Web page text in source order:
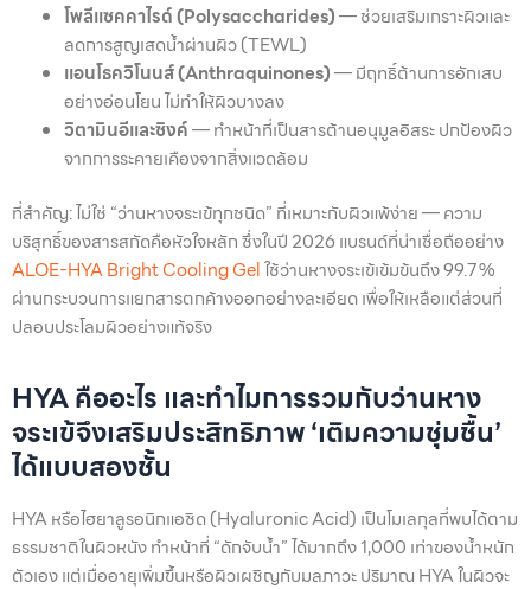
โพลีแซคคาไรด์ (Polysaccharides)— ช่วยเสริมเกราะผิวและ
ลดการสูญเสดน้ำผ่านผิว (TEWL)
แอนโธควิโนนส์ (Anthraquinones)— มีฤทธิ์ต้านการอักเสบ
อย่างอ่อนโยน ไม่ทำให้ผิวบางลง
วิตามินอีและซิงค์— ทำหน้าที่เป็นสารต้านอนุมูลอิสระ ปกป้องผิว
จากการระคายเคืองจากสิ่งแวดล้อม
ที่สำคัญ: ไม่ใช่ “ว่านหางจระเข้ทุกชนิด” ที่เหมาะกับผิวแพ้ง่าย — ความ
บริสุทธิ์ของสารสกัดคือหัวใจหลัก ซึ่งในปี 2026 แบรนด์ที่น่าเชื่อถืออย่าง
ALOE-HYA Bright Cooling Gelใช้ว่านหางจระเข้เข้มข้นถึง 99.7%
ผ่านกระบวนการแยกสารตกค้างออกอย่างละเอียด เพื่อให้เหลือแต่ส่วนที่
ปลอบประโลมผิวอย่างแท้จริง
HYA คืออะไร และทำไมการรวมกับว่านหาง
จระเข้จึงเสริมประสิทธิภาพ ‘เติมความชุ่มชื้น’
ได้แบบสองชั้น
HYA หรือไฮยาลูรอนิกแอซิด (Hyaluronic Acid) เป็นโมเลกุลที่พบได้ตาม
ธรรมชาติในผิวหนัง ทำหน้าที่ “ดักจับน้ำ” ได้มากถึง 1,000 เท่าของน้ำหนัก
ตัวเอง แต่เมื่ออายุเพิ่มขึ้นหรือผิวเผชิญกับมลภาวะ ปริมาณ HYA ในผิวจะ